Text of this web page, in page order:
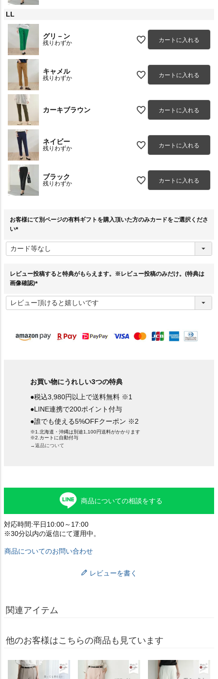
LL
グリ－ン
残りわずか カートに入れる
キャメル
残りわずか カートに入れる
カーキブラウン カートに入れる
ネイビー
残りわずか カートに入れる
ブラック
残りわずか カートに入れる
お客様にて別ページの有料ギフトを購入頂いた方のみカードをご選択くださ
い
必
須
レビュー投稿すると特典がもらえます。※レビュー投稿のみだけ。(特典は
画像確認)
必
須
お買い物にうれしい3つの特典
●税込3,980円以上で送料無料 ※1
●LINE連携で200ポイント付与
●誰でも使える5%OFFクーポン ※2
※1.北海道・沖縄は別途1,100円送料がかかります
※2.カートに自動付与
→返品について
商品についての相談をする
対応時間:平日10:00～17:00
※30分以内の返信にて運用中。
商品についてのお問い合わせ
レビューを書く
関連アイテム
他のお客様はこちらの商品も見ています